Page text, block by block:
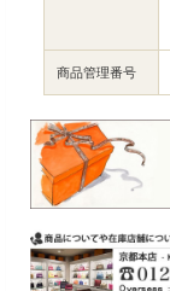
商品管理番号